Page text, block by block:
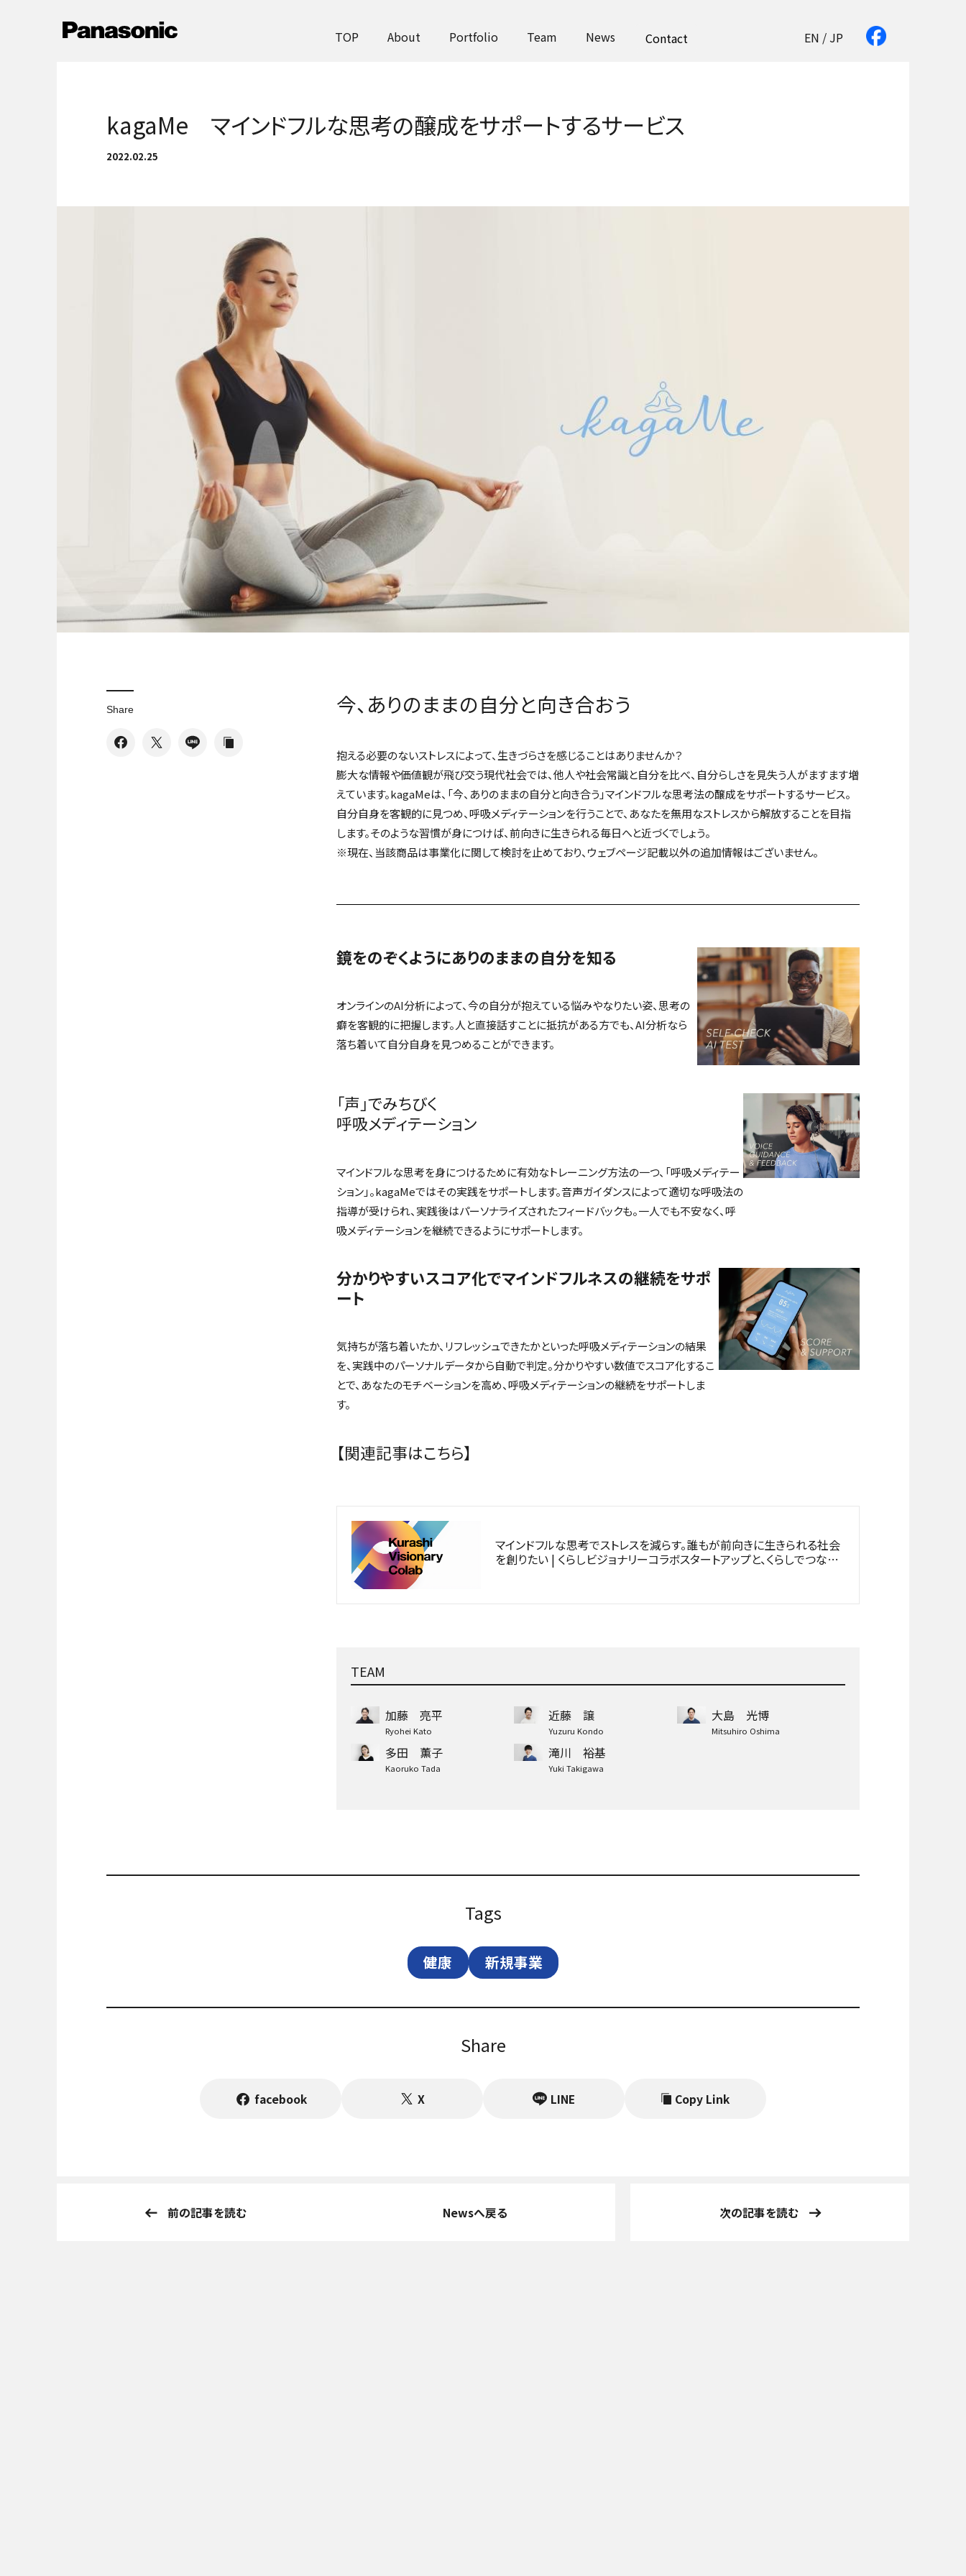
EN / JP
TOP About Portfolio Team News Contact
Newsへ戻る kagaMe マインドフルな思考の醸成をサポートするサービス
kagaMe マインドフルな思考の醸成をサポートするサービス
2022.02.25
Share 今、ありのままの自分と向き合おう
抱える必要のないストレスによって、生きづらさを感じることはありませんか？
膨大な情報や価値観が飛び交う現代社会では、他人や社会常識と自分を比べ、自分らしさを見失う人がますます増
えています。kagaMeは、「今、ありのままの自分と向き合う」マインドフルな思考法の醸成をサポートするサービス。
自分自身を客観的に見つめ、呼吸メディテーションを行うことで、あなたを無用なストレスから解放することを目指
します。そのような習慣が身につけば、前向きに生きられる毎日へと近づくでしょう。
※現在、当該商品は事業化に関して検討を止めており、ウェブページ記載以外の追加情報はございません。
鏡をのぞくようにありのままの自分を知る
オンラインのAI分析によって、今の自分が抱えている悩みやなりたい姿、思考の
癖を客観的に把握します。人と直接話すことに抵抗がある方でも、AI分析なら
落ち着いて自分自身を見つめることができます。
「声」でみちびく
呼吸メディテーション
マインドフルな思考を身につけるために有効なトレーニング方法の一つ、「呼吸メディテー
ション」。kagaMeではその実践をサポートします。音声ガイダンスによって適切な呼吸法の
指導が受けられ、実践後はパーソナライズされたフィードバックも。一人でも不安なく、呼
吸メディテーションを継続できるようにサポートします。
分かりやすいスコア化でマインドフルネスの継続をサポ
ート
気持ちが落ち着いたか、リフレッシュできたかといった呼吸メディテーションの結果
を、実践中のパーソナルデータから自動で判定。分かりやすい数値でスコア化するこ
とで、あなたのモチベーションを高め、呼吸メディテーションの継続をサポートしま
す。
【関連記事はこちら】
マインドフルな思考でストレスを減らす。誰もが前向きに生きられる社会
を創りたい | くらしビジョナリーコラボスタートアップと、くらしでつなが
り新しい価値や事業を創出するオープンイノベーション活動
TEAM
加藤 亮平
Ryohei Kato
近藤 譲
Yuzuru Kondo
大島 光博
Mitsuhiro Oshima
多田 薫子
Kaoruko Tada
滝川 裕基
Yuki Takigawa
Tags
健康 新規事業
Share
facebook X LINE Copy Link
前の記事を読む Newsへ戻る 次の記事を読む